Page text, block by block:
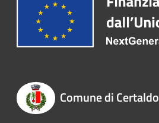
Comune di Certaldo